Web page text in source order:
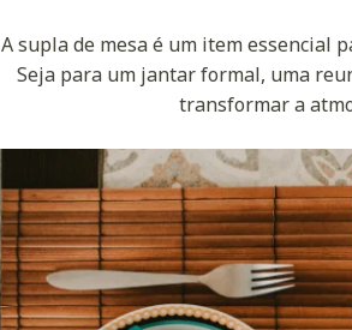
A supla de mesa é um item essencial
Seja para um jantar formal, uma
transformar a